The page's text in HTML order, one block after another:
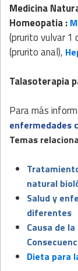
Medicina
Homeopatia:
(prurito vulvar 1
(prurito anal),
Talasoterapia
Para más
enfermedades
Temas
natural
Salud y
diferentes
Causa de
Dieta para